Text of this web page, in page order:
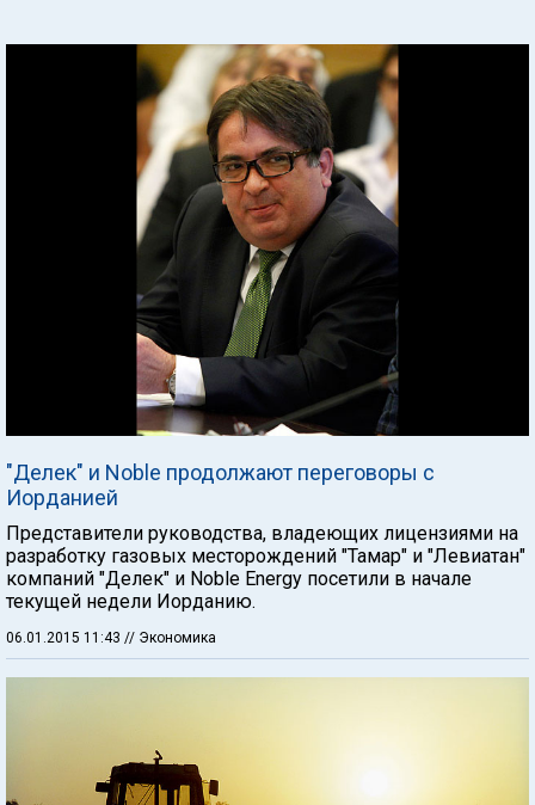
"Делек" и Noble продолжают переговоры с
Иорданией
Представители руководства, владеющих лицензиями на
разработку газовых месторождений "Тамар" и "Левиатан"
компаний "Делек" и Noble Energy посетили в начале
текущей недели Иорданию.
06.01.2015 11:43 // Экономика